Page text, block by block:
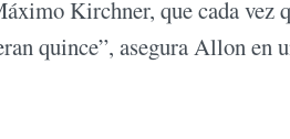
Kirchner, que cada vez
quince”, asegura Allon en